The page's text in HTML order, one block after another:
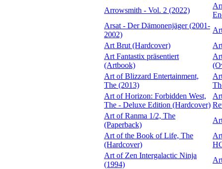
Arrowsmith - Vol. 2 (2022)
Arsat - Der Dämonenjäger (2001-
2002)
Art Brut (Hardcover)
Art Fantastix präsentiert
(Artbook)
Art of Blizzard Entertainment,
The (2013)
Art of Horizon: Forbidden West,
The - Deluxe Edition (Hardcover)
Art of Ranma 1/2, The
(Paperback)
Art of the Book of Life, The
(Hardcover)
Art of Zen Intergalactic Ninja
(1994)